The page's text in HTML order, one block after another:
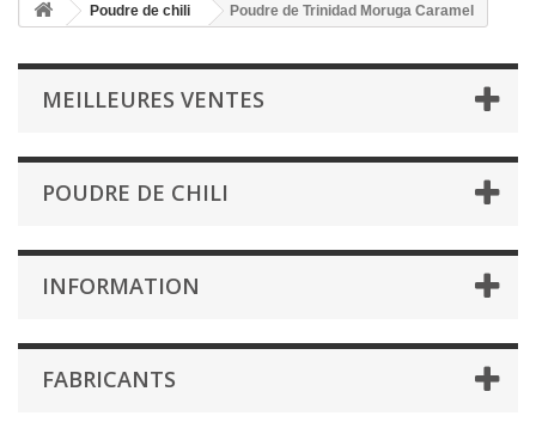
Poudre de chili Poudre de Trinidad Moruga Caramel
MEILLEURES VENTES
POUDRE DE CHILI
INFORMATION
FABRICANTS